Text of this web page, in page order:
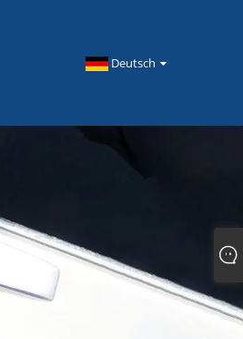
Deutsch